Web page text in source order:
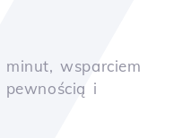
wsparciem
i